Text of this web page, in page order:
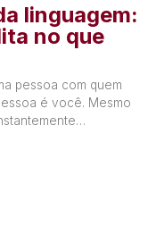
linguagem:
no que
pessoa com quem
é você. Mesmo